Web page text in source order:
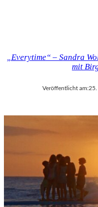
„Everytime“ – Sandra
mit
Veröffentlicht am: